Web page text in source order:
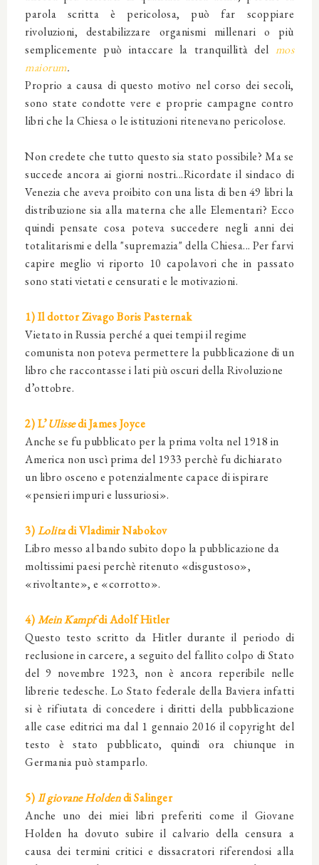
parola scritta è pericolosa, può far scoppiare
rivoluzioni, destabilizzare organismi millenari o più
semplicemente può intaccare la tranquillità del mos
maiorum.
Proprio a causa di questo motivo nel corso dei secoli,
sono state condotte vere e proprie campagne contro
libri che la Chiesa o le istituzioni ritenevano pericolose.
Non credete che tutto questo sia stato possibile? Ma se
succede ancora ai giorni nostri...Ricordate il sindaco di
Venezia che aveva proibito con una lista di ben 49 libri la
distribuzione sia alla materna che alle Elementari? Ecco
quindi pensate cosa poteva succedere negli anni dei
totalitarismi e della "supremazia" della Chiesa... Per farvi
capire meglio vi riporto 10 capolavori che in passato
sono stati vietati e censurati e le motivazioni.
1) Il dottor Zivago Boris Pasternak
Vietato in Russia perché a quei tempi il regime
comunista non poteva permettere la pubblicazione di un
libro che raccontasse i lati più oscuri della Rivoluzione
d’ottobre.
2) L’Ulissedi James Joyce
Anche se fu pubblicato per la prima volta nel 1918 in
America non uscì prima del 1933 perchè fu dichiarato
un libro osceno e potenzialmente capace di ispirare
«pensieri impuri e lussuriosi».
3)Lolitadi Vladimir Nabokov
Libro messo al bando subito dopo la pubblicazione da
moltissimi paesi perchè ritenuto «disgustoso»,
«rivoltante», e «corrotto».
4)Mein Kampfdi Adolf Hitler
Questo testo scritto da Hitler durante il periodo di
reclusione in carcere, a seguito del fallito colpo di Stato
del 9 novembre 1923, non è ancora reperibile nelle
librerie tedesche. Lo Stato federale della Baviera infatti
si è rifiutata di concedere i diritti della pubblicazione
alle case editrici ma dal 1 gennaio 2016 il copyright del
testo è stato pubblicato, quindi ora chiunque in
Germania può stamparlo.
5)Il giovane Holdendi Salinger
Anche uno dei miei libri preferiti come il Giovane
Holden ha dovuto subire il calvario della censura a
causa dei termini critici e dissacratori riferendosi alla